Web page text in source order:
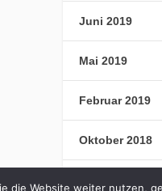
Juni 2019
Mai 2019
Februar 2019
Oktober 2018
die Website weiter nutzen,